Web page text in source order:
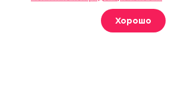
Издание создано при финансовой
средств массовой информации и
На сайте применяются
(информационные технологии
Хорошо